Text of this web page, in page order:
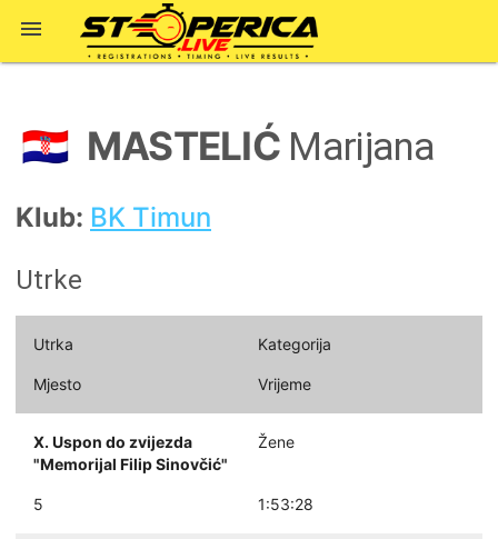

🇭🇷 MASTELIĆ Marijana
Klub: BK Timun
Utrke
Utrka Kategorija
Mjesto Vrijeme
X. Uspon do zvijezda
"Memorijal Filip Sinovčić"
Žene
5 1:53:28